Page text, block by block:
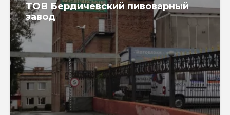
ТОВ Бердичевский пивоварный
завод